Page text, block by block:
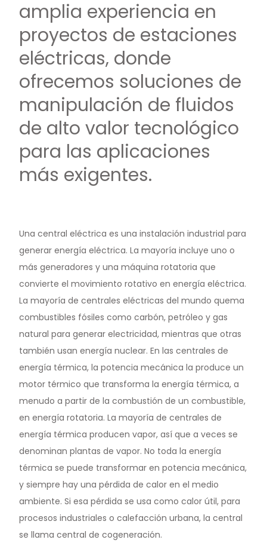
amplia experiencia en
proyectos de estaciones
eléctricas, donde
ofrecemos soluciones de
manipulación de fluidos
de alto valor tecnológico
para las aplicaciones
más exigentes.
Una central eléctrica es una instalación industrial para
generar energía eléctrica. La mayoría incluye uno o
más generadores y una máquina rotatoria que
convierte el movimiento rotativo en energía eléctrica.
La mayoría de centrales eléctricas del mundo quema
combustibles fósiles como carbón, petróleo y gas
natural para generar electricidad, mientras que otras
también usan energía nuclear. En las centrales de
energía térmica, la potencia mecánica la produce un
motor térmico que transforma la energía térmica, a
menudo a partir de la combustión de un combustible,
en energía rotatoria. La mayoría de centrales de
energía térmica producen vapor, así que a veces se
denominan plantas de vapor. No toda la energía
térmica se puede transformar en potencia mecánica,
y siempre hay una pérdida de calor en el medio
ambiente. Si esa pérdida se usa como calor útil, para
procesos industriales o calefacción urbana, la central
se llama central de cogeneración.